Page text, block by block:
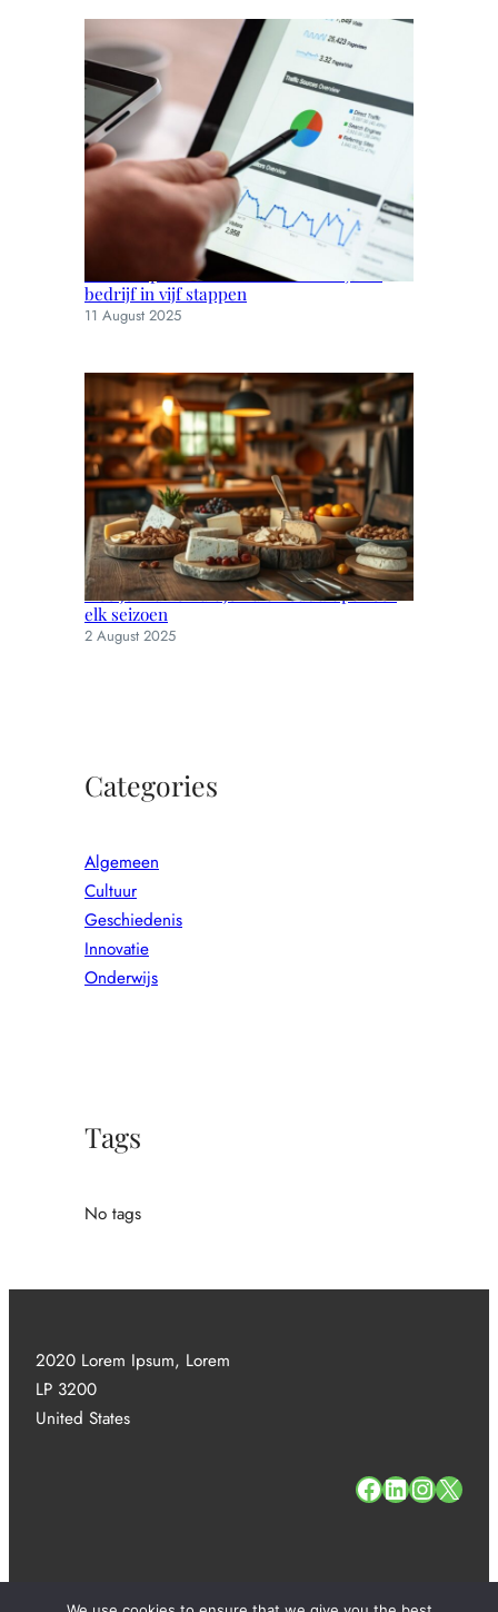
Kies het perfecte seo bureau voor jouw
bedrijf in vijf stappen
11 August 2025
Hoe je muizen uit je huis houdt: tips voor
elk seizoen
2 August 2025
Categories
Algemeen
Cultuur
Geschiedenis
Innovatie
Onderwijs
Tags
No tags
2020 Lorem Ipsum, Lorem
LP 3200
United States
# # # #